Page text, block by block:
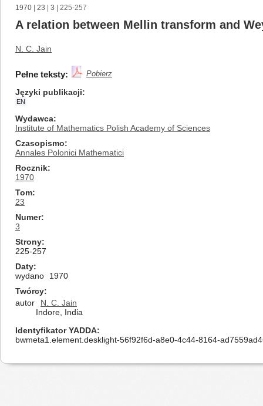
1970 23 3 | 225-257
A relation between Mellin transform and
N. C. Jain
Pełne teksty: Pobierz
Języki publikacji
EN
Wydawca
Institute of Mathematics Polish Academy of Sciences
Czasopismo
Annales Polonici Mathematici
Rocznik
1970
Tom
23
Numer
3
Strony
225-257
Daty
wydano
1970
Twórcy
autor
N. C. Jain
Indore, India
Identyfikator YADDA
bwmeta1.element.desklight-56f92f6d-a8e0-4c44-8164-